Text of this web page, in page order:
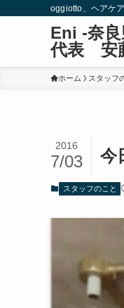
oggiotto、ヘアケ
Eni -奈
代表 安
ホーム スタッフ
今
2016
7/03
スタッフのこと